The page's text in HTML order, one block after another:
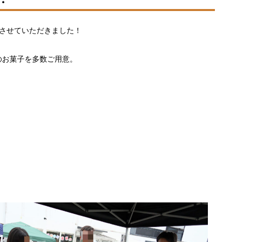
せていただきました！
菓子を多数ご用意。